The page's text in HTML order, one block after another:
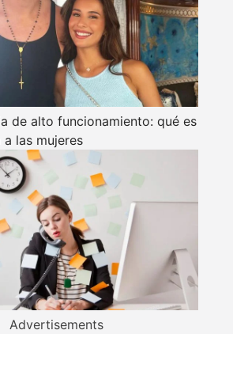
de alto funcionamiento: qué es
las mujeres
Advertisements